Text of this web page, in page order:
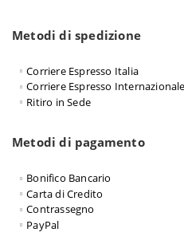
Metodi di spedizione
Corriere Espresso Italia
Corriere Espresso Internazionale
Ritiro in Sede
Metodi di pagamento
Bonifico Bancario
Carta di Credito
Contrassegno
PayPal